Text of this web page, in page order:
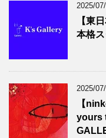
2025/
【東
本格
2025/
【
yours